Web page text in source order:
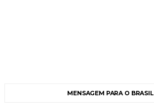
MENSAGEM PARA O BRASIL